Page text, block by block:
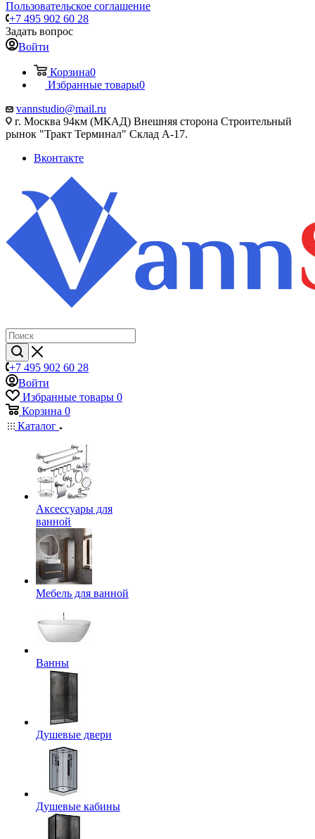
Пользовательское соглашение
+7 495 902 60 28
Задать вопрос
Войти
Корзина0
Избранные товары0
vannstudio@mail.ru
г. Москва 94км (МКАД) Внешняя сторона Строительный
рынок "Тракт Терминал" Склад А-17.
Вконтакте
+7 495 902 60 28
Войти
Избранные товары 0
Корзина 0
Каталог
Аксессуары для
ванной
Мебель для ванной
Ванны
Душевые двери
Душевые кабины